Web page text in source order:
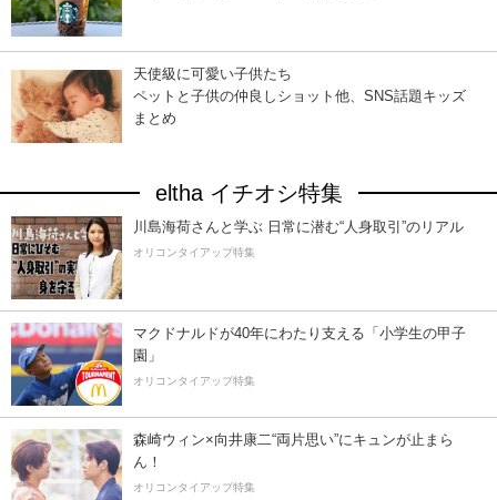
天使級に可愛い子供たち
ペットと子供の仲良しショット他、SNS話題キッズ
まとめ
eltha イチオシ特集
川島海荷さんと学ぶ 日常に潜む“人身取引”のリアル
オリコンタイアップ特集
マクドナルドが40年にわたり支える「小学生の甲子
園」
オリコンタイアップ特集
森崎ウィン×向井康二“両片思い”にキュンが止まら
ん！
オリコンタイアップ特集